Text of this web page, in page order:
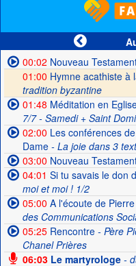
00:02 Nouveau
01:00 Hymne acathiste à
tradition byzantine
01:48 Méditation en
7/7 - Samedi + Saint
02:00 Les conférences
Dame- La joie dans 3
03:00 Nouveau
04:01 Si tu savais le don
moi et moi ! 1/2
05:00 A l'écoute de Pierre
des Communications
05:25Rencontre- Père
Chanel Prières
06:03Le martyrologe-